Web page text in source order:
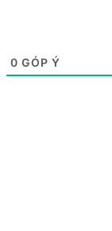
0 GÓP Ý